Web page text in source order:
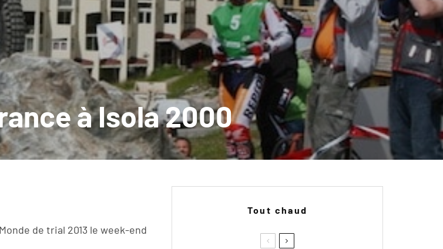
à Isola 2000
de trial 2013 le week-end
Tout chaud